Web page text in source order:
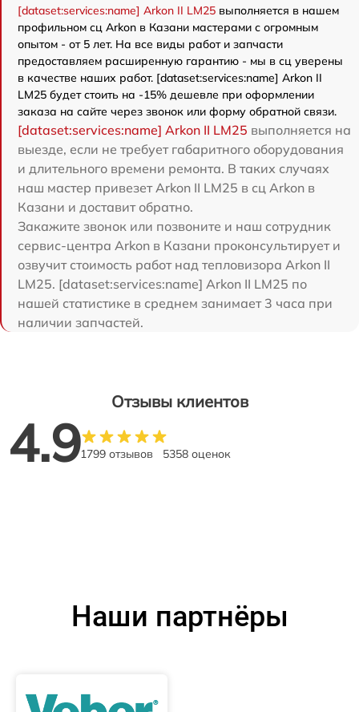
[dataset:services:name] Arkon II LM25 выполняется в нашем
профильном сц Arkon в Казани мастерами с огромным
опытом - от 5 лет. На все виды работ и запчасти
предоставляем расширенную гарантию - мы в сц уверены
в качестве наших работ. [dataset:services:name] Arkon II
LM25 будет стоить на -15% дешевле при оформлении
заказа на сайте через звонок или форму обратной связи.
[dataset:services:name] Arkon II LM25 выполняется на
выезде, если не требует габаритного оборудования
и длительного времени ремонта. В таких случаях
наш мастер привезет Arkon II LM25 в сц Arkon в
Казани и доставит обратно.
Закажите звонок или позвоните и наш сотрудник
сервис-центра Arkon в Казани проконсультирует и
озвучит стоимость работ над тепловизора Arkon II
LM25. [dataset:services:name] Arkon II LM25 по
нашей статистике в среднем занимает 3 часа при
наличии запчастей.
Отзывы клиентов
4.91799 отзывов 5358 оценок
Наши партнёры